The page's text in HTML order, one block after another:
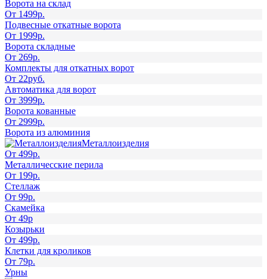
Ворота на склад
От 1499р.
Подвесные откатные ворота
От 1999р.
Ворота складные
От 269р.
Комплекты для откатных ворот
От 22руб.
Автоматика для ворот
От 3999р.
Ворота кованные
От 2999р.
Ворота из алюминия
Металлоизделия
От 499р.
Металличесские перила
От 199р.
Стеллаж
От 99р.
Скамейка
От 49р
Козырьки
От 499р.
Клетки для кроликов
От 79р.
Урны